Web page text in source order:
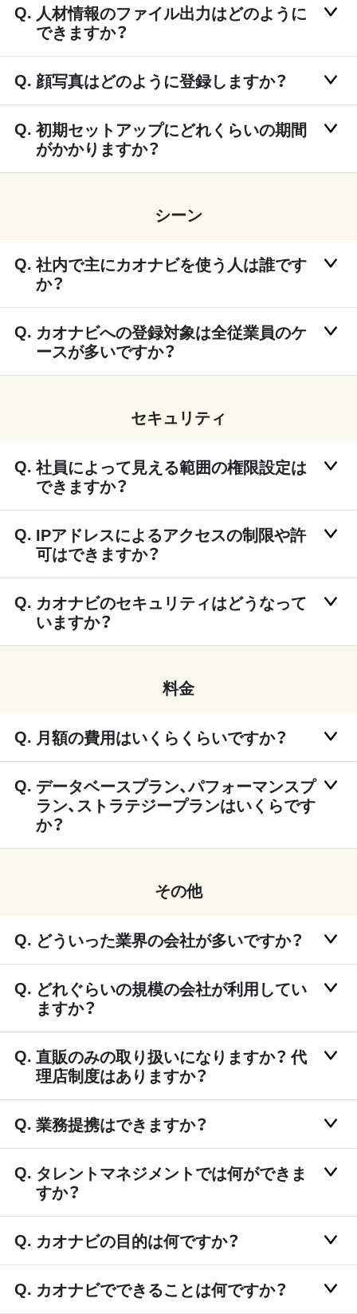
人材情報のファイル出力はどのように
できますか？
顔写真はどのように登録しますか？
初期セットアップにどれくらいの期間
がかかりますか？
シーン
社内で主にカオナビを使う人は誰です
か？
カオナビへの登録対象は全従業員のケ
ースが多いですか？
セキュリティ
社員によって見える範囲の権限設定は
できますか？
IPアドレスによるアクセスの制限や許
可はできますか？
カオナビのセキュリティはどうなって
いますか？
料金
月額の費用はいくらくらいですか？
データベースプラン、パフォーマンスプ
ラン、ストラテジープランはいくらです
か？
その他
どういった業界の会社が多いですか？
どれぐらいの規模の会社が利用してい
ますか？
直販のみの取り扱いになりますか？ 代
理店制度はありますか？
業務提携はできますか？
タレントマネジメントでは何ができま
すか？
カオナビの目的は何ですか？
カオナビでできることは何ですか？